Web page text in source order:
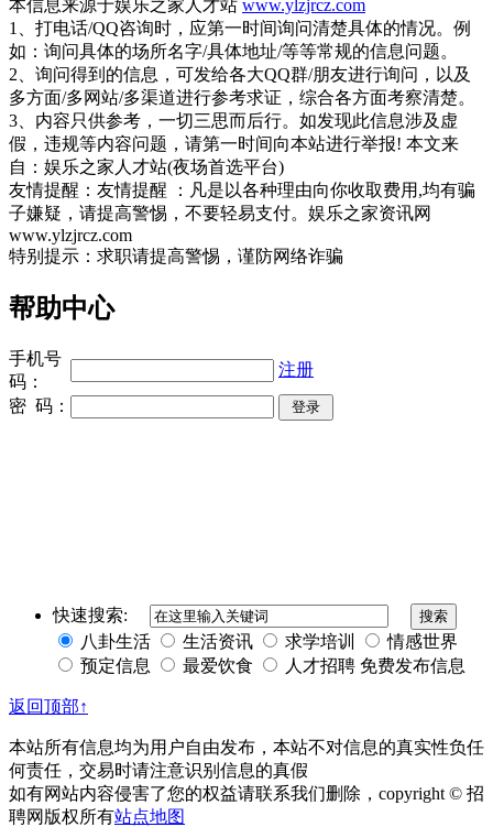
本信息来源于娱乐之家人才站 www.ylzjrcz.com
1、打电话/QQ咨询时，应第一时间询问清楚具体的情况。例
如：询问具体的场所名字/具体地址/等等常规的信息问题。
2、询问得到的信息，可发给各大QQ群/朋友进行询问，以及
多方面/多网站/多渠道进行参考求证，综合各方面考察清楚。
3、内容只供参考，一切三思而后行。如发现此信息涉及虚
假，违规等内容问题，请第一时间向本站进行举报! 本文来
自：娱乐之家人才站(夜场首选平台)
友情提醒：友情提醒 ：凡是以各种理由向你收取费用,均有骗
子嫌疑，请提高警惕，不要轻易支付。娱乐之家资讯网
www.ylzjrcz.com
特别提示：求职请提高警惕，谨防网络诈骗
帮助中心
手机号
码：
注册
密 码：
快速搜索:
八卦生活
生活资讯 求学培训
情感世界
预定信息
最爱饮食 人才招聘 免费发布信息
返回顶部↑
本站所有信息均为用户自由发布，本站不对信息的真实性负任
何责任，交易时请注意识别信息的真假
如有网站内容侵害了您的权益请联系我们删除，copyright © 招
聘网版权所有站点地图